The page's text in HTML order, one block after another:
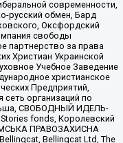
современности,
русский обмен, Бард
Оксфордский
свободы
партнерство за права
Христиан Украинской
Учебное Заведение
христианское
Предприятий,
организаций по
СВОБОДНЫЙ ИДЕЛЬ-
fonds, Королевский
ПРАВОЗАХИСНА
Bellingcat Ltd, The